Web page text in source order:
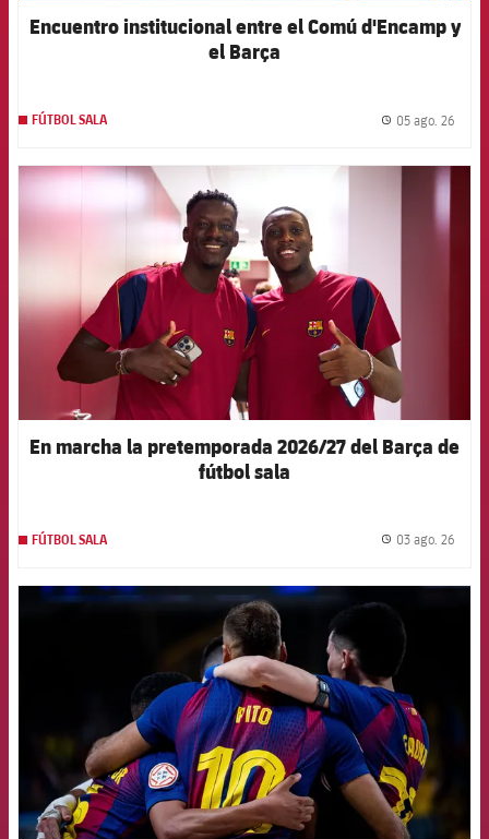
Encuentro institucional entre el Comú d'Encamp y
el Barça
FÚTBOL SALA 05 ago. 26
FCB Barcelona badge
En marcha la pretemporada 2026/27 del Barça de
fútbol sala
FÚTBOL SALA 03 ago. 26
FCB Barcelona badge